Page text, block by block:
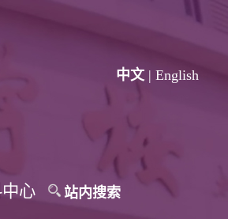
中文 | English
心 站内搜索